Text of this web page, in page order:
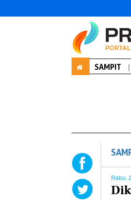
SAMPIT |
Rabu,